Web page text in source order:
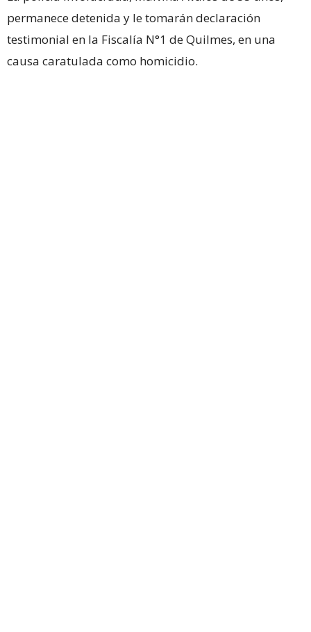
permanece detenida y le tomarán declaración
testimonial en la Fiscalía N°1 de Quilmes, en una
causa caratulada como homicidio.